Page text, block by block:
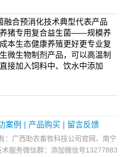
融合预消化技术典型代表产品
猪专用复合益生菌——规模养
本生态健康养殖更好更专业复
微生物制剂产品，可以高温制
接加入饲料中、饮水中添加
案例 产品购买 留言反馈
：广西助农畜牧科技公司官网、南宁
服务微信群：添加微信号13277883